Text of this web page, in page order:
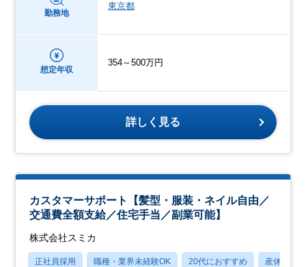
勤務地
東京都
想定年収
354～500万円
詳しく見る
カスタマーサポート【髪型・服装・ネイル自由／
交通費全額支給／住宅手当／副業可能】
株式会社スミカ
正社員採用 職種・業界未経験OK 20代におすすめ 産休・育